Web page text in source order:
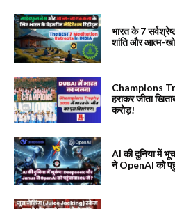
भारत के 7
शांति और आत्म-
Champions
हराकर जीता
करोड़!
AI की दुनिया में
ने OpenAI को